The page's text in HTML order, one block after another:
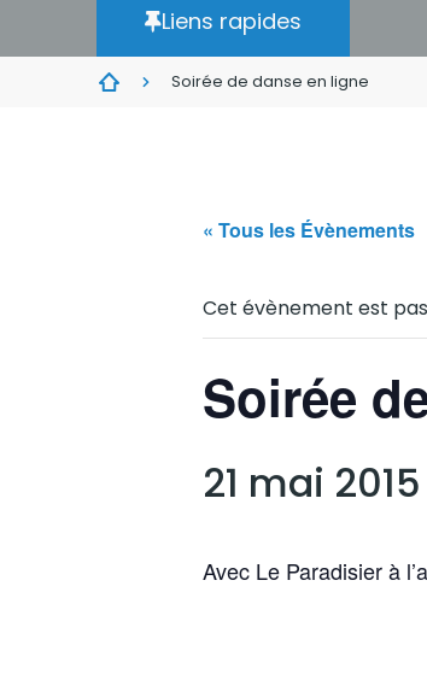
Liens rapides
Soirée de danse en ligne
« Tous les Évènements
Cet évènement est
Soirée
21 mai
Avec Le Paradisier à